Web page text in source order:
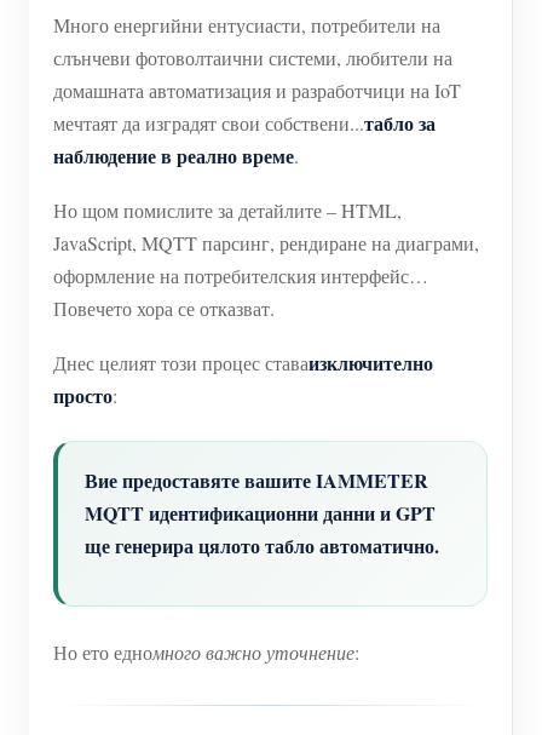
IAMMETER Cloud Pro
Услуга за самостоятелно хостване
Виртуален измервателен уред
Система за енергийно прогнозиране и симулация
Монитор за потребление на електроенергия
Система за управление на PV нагревател
Ресурси
Бърз старт на продукта
Документ
Новини
Общност
Разработчик
Много енергийни ентусиасти, потребители на
слънчеви фотоволтаични системи, любители на
домашната автоматизация и разработчици на IoT
мечтаят да изградят свои собствени...табло за
наблюдение в реално време.
Но щом помислите за детайлите – HTML,
JavaScript, MQTT парсинг, рендиране на диаграми,
оформление на потребителския интерфейс…
Повечето хора се отказват.
Днес целият този процес ставаизключително
просто:
Вие предоставяте вашите IAMMETER
MQTT идентификационни данни и GPT
ще генерира цялото табло автоматично.
Но ето едномного важно уточнение: